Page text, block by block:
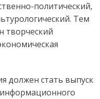
политический,
Тем
творческий
должен стать выпуск